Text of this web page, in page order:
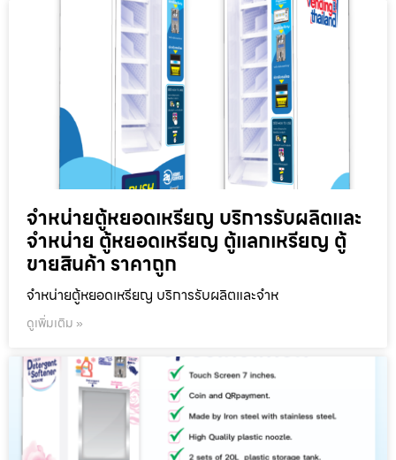
จำหน่ายตู้หยอดเหรียญ บริการรับผลิตและ
จำหน่าย ตู้หยอดเหรียญ ตู้แลกเหรียญ ตู้
ขายสินค้า ราคาถูก
จำหน่ายตู้หยอดเหรียญ บริการรับผลิตและจำห
ดูเพิ่มเติม »